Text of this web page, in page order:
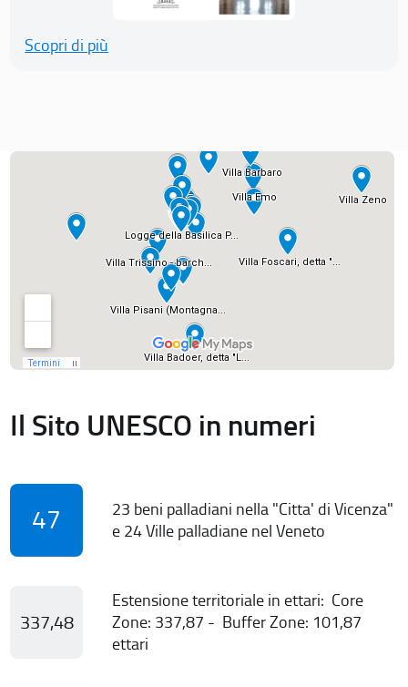
Scopri di più
Il Sito UNESCO in numeri
47
23 beni palladiani nella "Citta' di Vicenza"
e 24 Ville palladiane nel Veneto
337,48
Estensione territoriale in ettari: Core
Zone: 337,87 - Buffer Zone: 101,87
ettari